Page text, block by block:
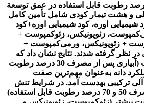
مصرف 30، 50 و 70 درصد رطوبت قابل استفاده در عمق توسعة
و هشت تیمار کودی شامل تأمین کامل
شیمیایی اوره، کود شیمیایی اوره+کود
زئوپونیکس، زئوکمپوست +
+ زئوپونیکس، ورمی‌کمپوست +
نظر گرفته شدند. نتایج نشان داد که
در شرایط آبیاری مطلوب (آبیاری پس از مصرف 30 درصد رطوبت
دانه به‌عنوان مهم‌ترین صفت
ترکیبی به‏دست آمد. در شرایط تنش
کم‌آبی (آبیاری پس از مصرف 50 و 70 درصد رطوبت قابل استفاده)